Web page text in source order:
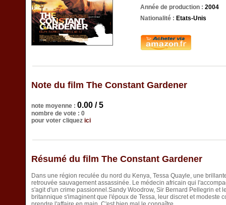
Année de production : 2004
Nationalité : Etats-Unis
Note du film The Constant Gardener
note moyenne : 0.00 / 5
nombre de vote : 0
pour voter cliquez ici
Résumé du film The Constant Gardener
Dans une région reculée du nord du Kenya, Tessa Quayle, une
retrouvée sauvagement assassinée. Le médecin africain qui
s'agit d'un crime passionnel.Sandy Woodrow, Sir Bernard Pellegrin et
britannique s'imaginent que l'époux de Tessa, leur discret et modeste